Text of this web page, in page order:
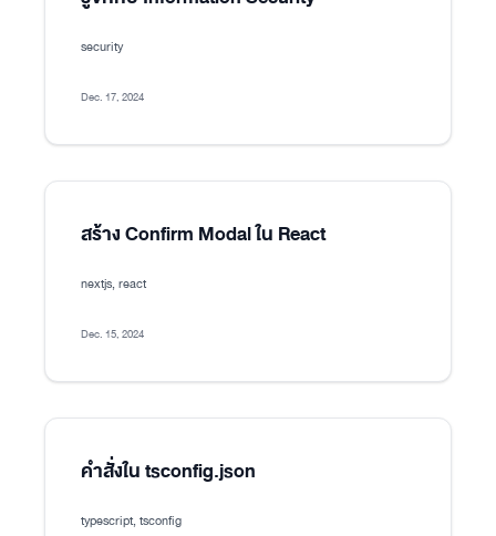
security
Dec. 17, 2024
สร้าง Confirm Modal ใน React
nextjs, react
Dec. 15, 2024
คำสั่งใน tsconfig.json
typescript, tsconfig